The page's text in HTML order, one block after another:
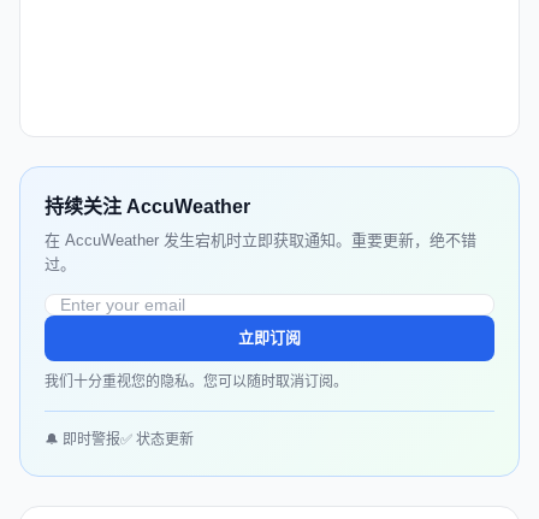
持续关注 AccuWeather
在 AccuWeather 发生宕机时立即获取通知。重要更新，绝不错
过。
立即订阅
我们十分重视您的隐私。您可以随时取消订阅。
🔔 即时警报✅ 状态更新